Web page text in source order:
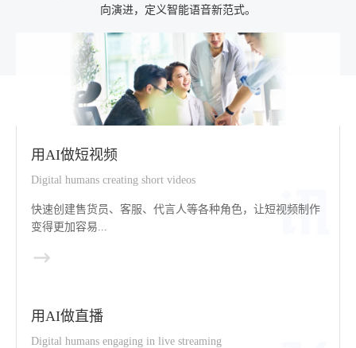
向演进，定义智能语音新范式。
用AI做短视频
Digital humans creating short videos
快速创建售货员、客服、代言人等各种角色，让短视频制作
变得更加容易...
用AI做直播
Digital humans engaging in live streaming